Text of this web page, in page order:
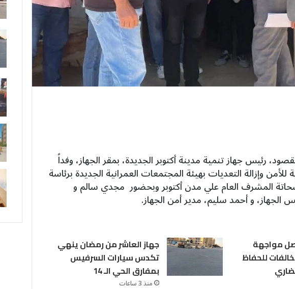
رئيس جهاز تنمية مدينة أكتوبر الجديدة، بمقر الجهاز، وفداً
للأمن وإزالة التعديات بهيئة المجتمعات العمرانية الجديدة برئاسة
شحاتة المشرف العام علي مدن أكتوبر وبحضور مجدي سالم و
الجهاز، و أحمد سليم، مدير أمن الجهاز.
مواجهة
للحفاظ
جهاز العاشر من رمضان ينهي
تكدس سيارات السرفيس
بمفارق الحي الـ 14
منذ 3 ساعات